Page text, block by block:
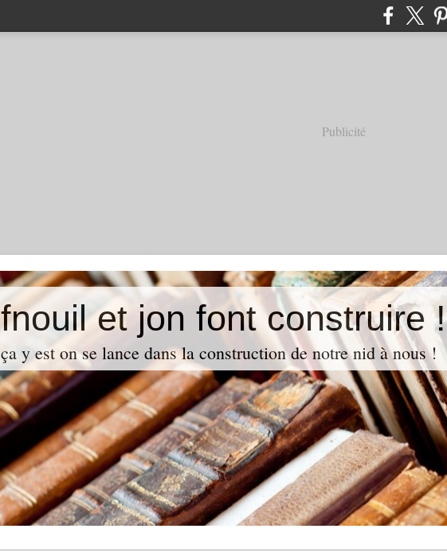
Publicité
fnouil et jon font construire !
ça y est on se lance dans la construction de notre nid à nous !